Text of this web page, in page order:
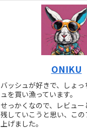
ONIKU
バッシュが好きで、しょ
ュを買い漁っています。
せっかくなので、レビュ
残していこうと思い、この
上げました。